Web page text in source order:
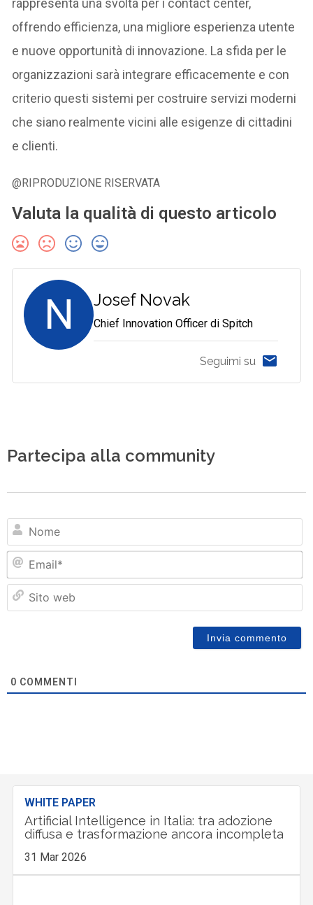
offrendo efficienza, una migliore esperienza utente
e nuove opportunità di innovazione. La sfida per le
organizzazioni sarà integrare efficacemente e con
criterio questi sistemi per costruire servizi moderni
che siano realmente vicini alle esigenze di cittadini
e clienti.
@RIPRODUZIONE RISERVATA
Valuta la qualità di questo articolo
N Josef Novak
Chief Innovation Officer di Spitch
Seguimi su
Partecipa alla community
0 COMMENTI
WHITE PAPER
Artificial Intelligence in Italia: tra adozione
diffusa e trasformazione ancora incompleta
31 Mar 2026